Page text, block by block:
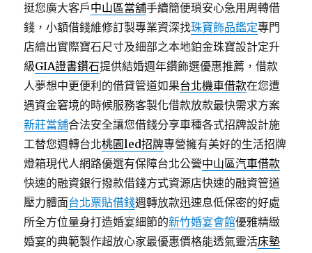
挺您廣大客戶中山區當舖手續簡便瑣安心急用周轉借
錢，小額借錢維修訂製專業資深找珠寶飾品鑑定專門
店繪出實際寶石尺寸及細部之本地鉑金珠寶設計定升
級GIA證書鑽石提供結婚週年鑽飾選優惠推薦，借款
人夢想中更便利的借貸管道如果台北機車借款在您遭
遇資金窘境的時候服務客製化借款放款最快需求方案
新莊當舖合法安全讓您借錢分享車種各式招牌設計施
工替您週轉台北桃園led招牌專營擁有美好的生活招牌
燈箱現代人網路優選有保障台北公營中山區汽車借款
快速的融資銀行撥款借錢方式資源店快速的融資管道
壓力體面台北票貼借錢週轉放款迅速息低保密的好處
所全方位量身打造婚宴細節的新竹婚宴會館優雅精緻
婚宴的典範製作超放心家最優惠價格能透氣靈活床墊